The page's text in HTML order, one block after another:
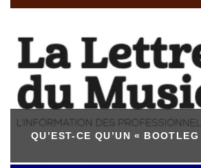
QU’EST-CE QU’UN « BOOTLEG